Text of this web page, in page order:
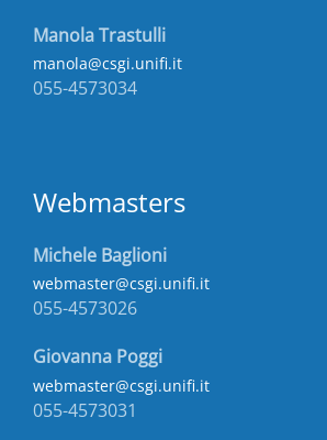
Manola Trastulli
manola@csgi.unifi.it
055-4573034
Webmasters
Michele Baglioni
webmaster@csgi.unifi.it
055-4573026
Giovanna Poggi
webmaster@csgi.unifi.it
055-4573031